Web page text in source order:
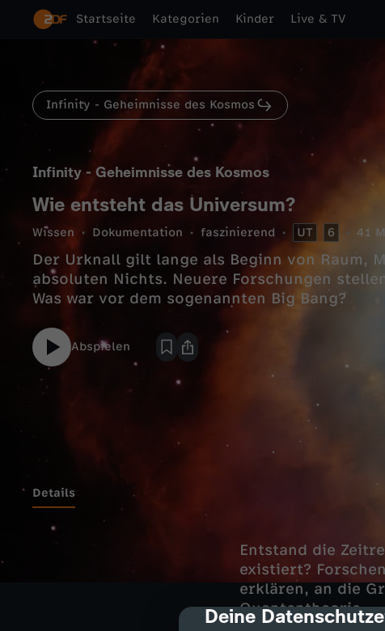
cmp-dialog-
Deine
Startseite Kategorien Kinder Live & TV
Infinity - Geheimnisse des Kosmos
Infinity - Geheimnisse des Kosmos
Wie entsteht das Universum?
Wissen Dokumentation faszinierend UT 6 41
Der Urknall gilt lange als Beginn von Raum,
absoluten Nichts. Neuere Forschungen
Was war vor dem sogenannten Big Bang?
Abspielen
Details
Entstand die
existiert?
erklären, an die
Quantentheorie.